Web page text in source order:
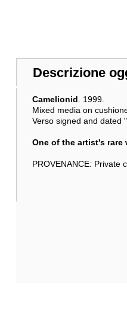
Descrizione
Camelionid . 1999.
Mixed media on
Verso signed and dated
One of the artist's
PROVENANCE: Private